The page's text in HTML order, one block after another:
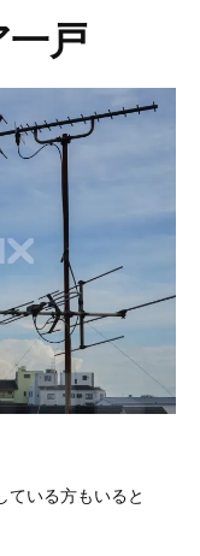
一戸
ている方もいると